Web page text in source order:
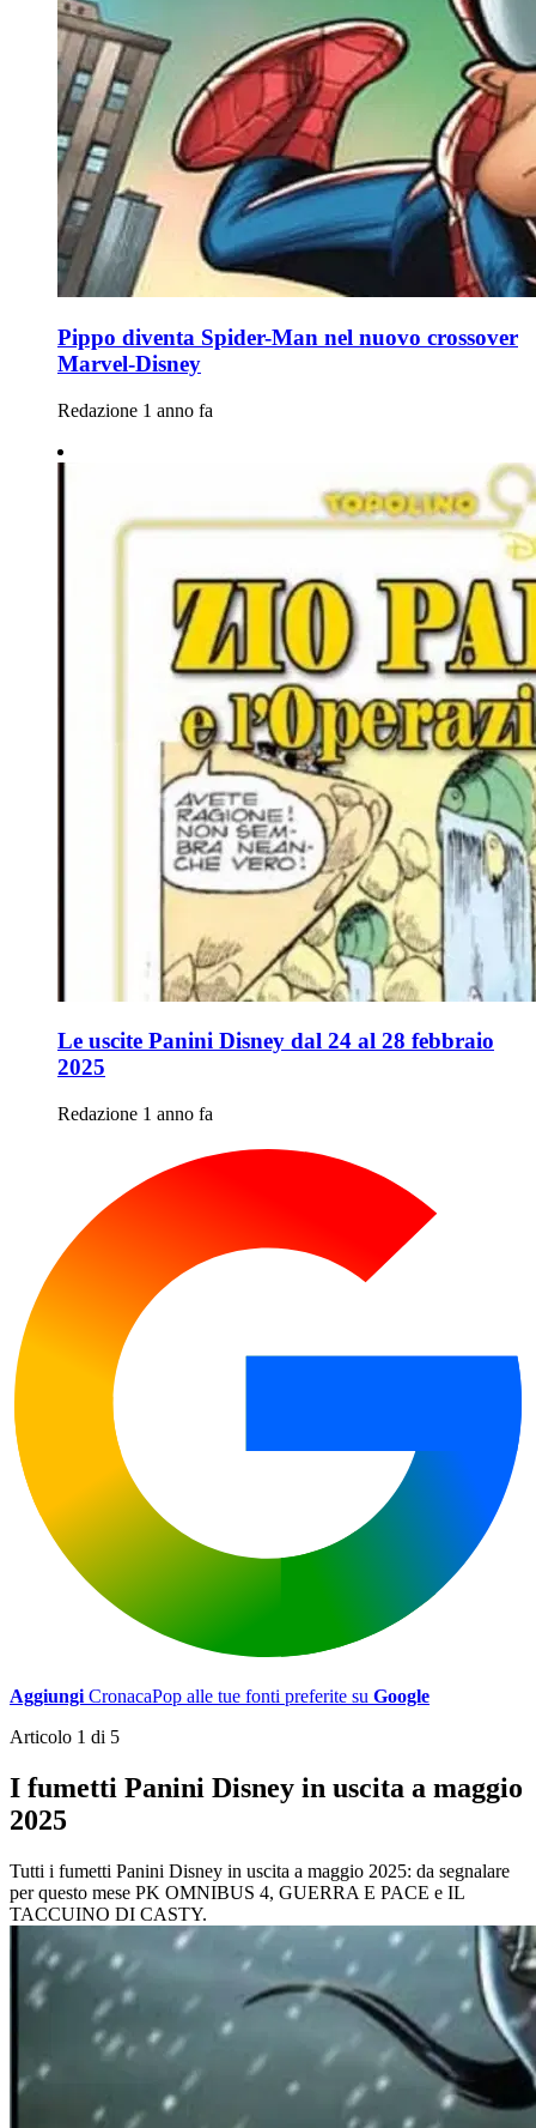
Pippo diventa Spider-Man nel nuovo crossover
Marvel-Disney
Redazione 1 anno fa
Le uscite Panini Disney dal 24 al 28 febbraio
2025
Redazione 1 anno fa
Aggiungi CronacaPop alle tue fonti preferite su Google
Articolo 1 di 5
I fumetti Panini Disney in uscita a maggio
2025
Tutti i fumetti Panini Disney in uscita a maggio 2025: da segnalare
per questo mese PK OMNIBUS 4, GUERRA E PACE e IL
TACCUINO DI CASTY.